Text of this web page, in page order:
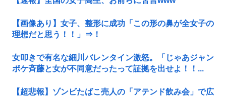
【画像あり】女子、整形に成功「この形の鼻が全女子の
理想だと思う！！」⇒！
女叩きで有名な細川バレンタイン激怒。「じゃあジャン
ポケ斉藤と女が不同意だったって証拠を出せよ！！...
【超悲報】ゾンビたばこ売人の「アテンド飲み会」で広